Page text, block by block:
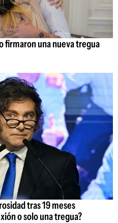
firmaron una nueva tregua
tras 19 meses
o solo una tregua?